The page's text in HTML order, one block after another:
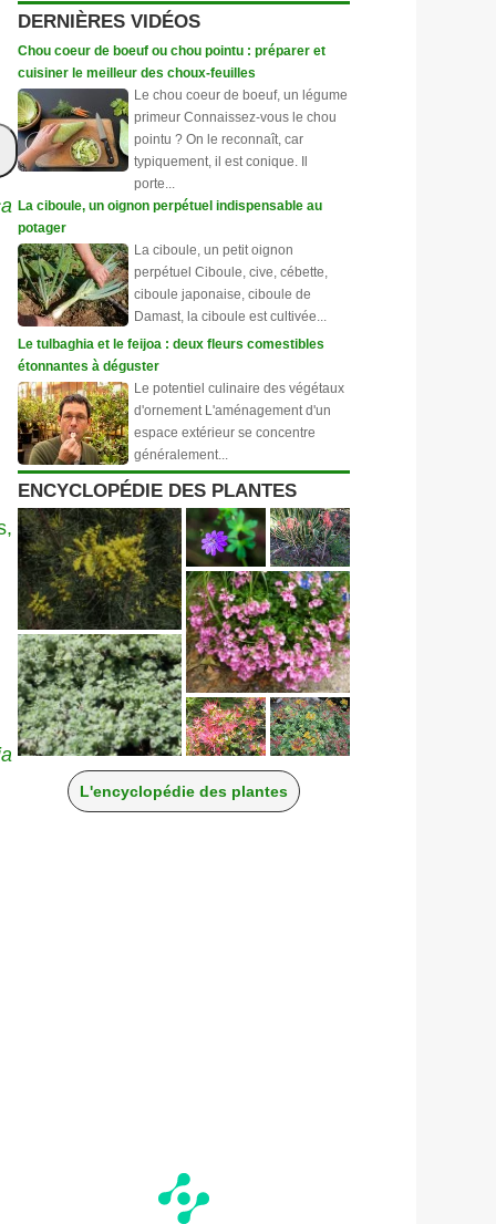
DERNIÈRES VIDÉOS
Chou coeur de boeuf ou chou pointu : préparer et
cuisiner le meilleur des choux-feuilles
Le chou coeur de boeuf, un légume
primeur Connaissez-vous le chou
pointu ? On le reconnaît, car
typiquement, il est conique. Il
porte...
La ciboule, un oignon perpétuel indispensable au
potager
La ciboule, un petit oignon
perpétuel Ciboule, cive, cébette,
ciboule japonaise, ciboule de
Damast, la ciboule est cultivée...
Le tulbaghia et le feijoa : deux fleurs comestibles
étonnantes à déguster
Le potentiel culinaire des végétaux
d'ornement L'aménagement d'un
espace extérieur se concentre
généralement...
ENCYCLOPÉDIE DES PLANTES
L'encyclopédie des plantes